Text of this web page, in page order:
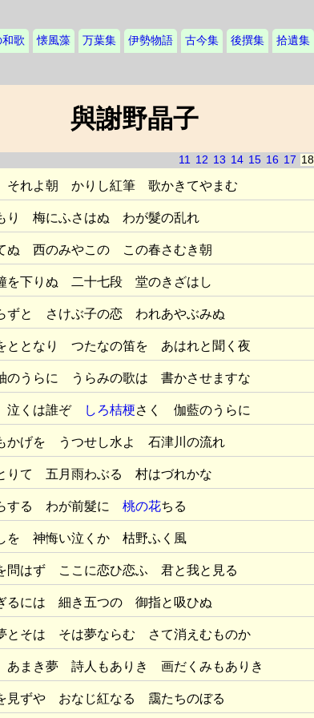
歌 懐風藻 万葉集 伊勢物語 古今集 後撰集 拾遺集
與謝野晶子
11 12 13 14 15 16 17 18
れよ朝 かりし紅筆 歌かきてやまむ
り 梅にふさはぬ わが髮の乱れ
西のみやこの この春さむき朝
下りぬ 二十七段 堂のきざはし
と さけぶ子の恋 われあやぶみぬ
となり つたなの笛を あはれと聞く夜
うらに うらみの歌は 書かさせますな
泣くは誰ぞ しろ桔梗さく 伽藍のうらに
かげを うつせし水よ 石津川の流れ
て 五月雨わぶる 村はづれかな
する わが前髮に 桃の花ちる
を 神悔い泣くか 枯野ふく風
はず ここに恋ひ恋ふ 君と我と見る
には 細き五つの 御指と吸ひぬ
そは そは夢ならむ さて消えむものか
まき夢 詩人もありき 画だくみもありき
ずや おなじ紅なる 靄たちのぼる